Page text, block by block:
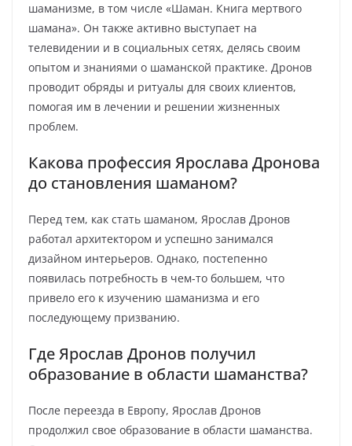
шаманизме, в том числе «Шаман. Книга мертвого
шамана». Он также активно выступает на
телевидении и в социальных сетях, делясь своим
опытом и знаниями о шаманской практике. Дронов
проводит обряды и ритуалы для своих клиентов,
помогая им в лечении и решении жизненных
проблем.
Какова профессия Ярослава Дронова
до становления шаманом?
Перед тем, как стать шаманом, Ярослав Дронов
работал архитектором и успешно занимался
дизайном интерьеров. Однако, постепенно
появилась потребность в чем-то большем, что
привело его к изучению шаманизма и его
последующему призванию.
Где Ярослав Дронов получил
образование в области шаманства?
После переезда в Европу, Ярослав Дронов
продолжил свое образование в области шаманства.